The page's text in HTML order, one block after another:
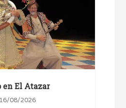
El Atazar
08/2026